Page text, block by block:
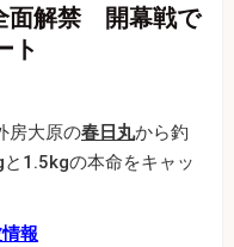
面解禁 開幕戦で
ト
房大原の春日丸から釣
1.5kgの本命をキャッ
報